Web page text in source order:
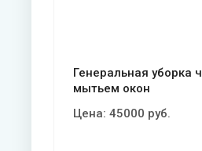
Генеральная уборка
мытьем окон
Цена: 45000 руб.